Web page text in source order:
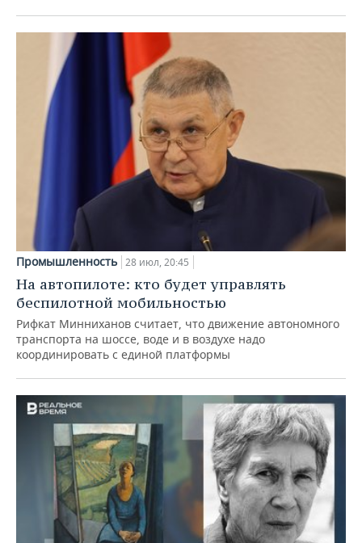
Промышленность 28 июл, 20:45
На автопилоте: кто будет управлять
беспилотной мобильностью
Рифкат Минниханов считает, что движение автономного
транспорта на шоссе, воде и в воздухе надо
координировать с единой платформы